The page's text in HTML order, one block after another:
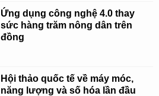
Ứng dụng công nghệ 4.0 thay
sức hàng trăm nông dân trên
đồng
Hội thảo quốc tế về máy móc,
năng lượng và số hóa lần đầu